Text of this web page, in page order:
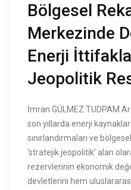
Bölgesel
Merkezinde
Enerji
Jeopolitik
İmran GÜLMEZ TUDPAM
son yıllarda enerji
sınırlandırmaları ve
‘stratejik jeopolitik’ alan
rezervlerinin ekonomik
devletlerini hem